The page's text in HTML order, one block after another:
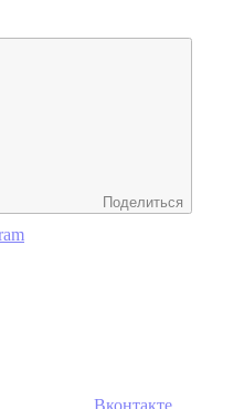
Поделиться
Вконтакте